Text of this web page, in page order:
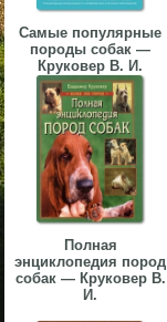
Самые популярные
породы собак —
Круковер В. И.
Полная
энциклопедия пород
собак — Круковер В.
И.
▼